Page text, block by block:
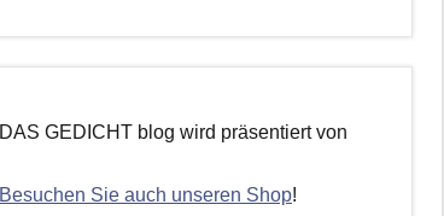
DAS GEDICHT blog wird präsentiert von
Besuchen Sie auch unseren Shop!